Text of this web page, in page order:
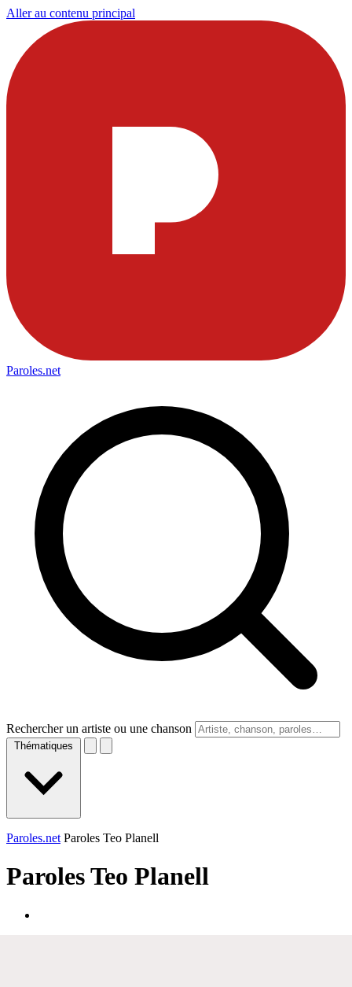
Aller au contenu principal
Paroles.net
Rechercher un artiste ou une chanson
Thématiques
Paroles.net Paroles Teo Planell
ParolesTeo Planell